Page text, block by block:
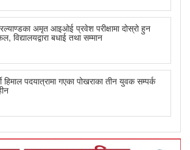
अमृत आइओई प्रवेश परीक्षामा दोस्रो हुन
विद्यालयद्वारा बधाई तथा सम्मान
हिमाल पदयात्रामा गएका पोखराका तीन युवक सम्पर्क